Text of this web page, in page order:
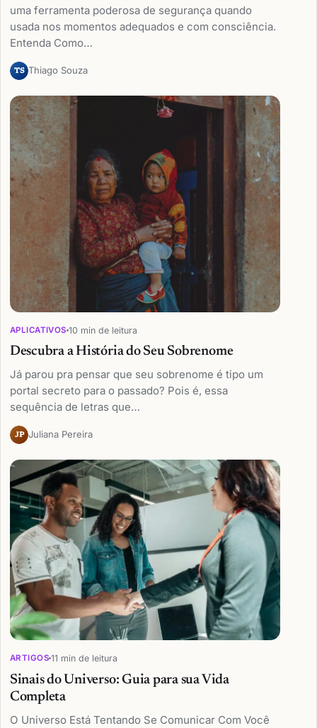
uma ferramenta poderosa de segurança quando
usada nos momentos adequados e com consciência.
Entenda Como…
TS Thiago Souza
APLICATIVOS 10 min de leitura
Descubra a História do Seu Sobrenome
Já parou pra pensar que seu sobrenome é tipo um
portal secreto para o passado? Pois é, essa
sequência de letras que…
JP Juliana Pereira
ARTIGOS 11 min de leitura
Sinais do Universo: Guia para sua Vida
Completa
O Universo Está Tentando Se Comunicar Com Você